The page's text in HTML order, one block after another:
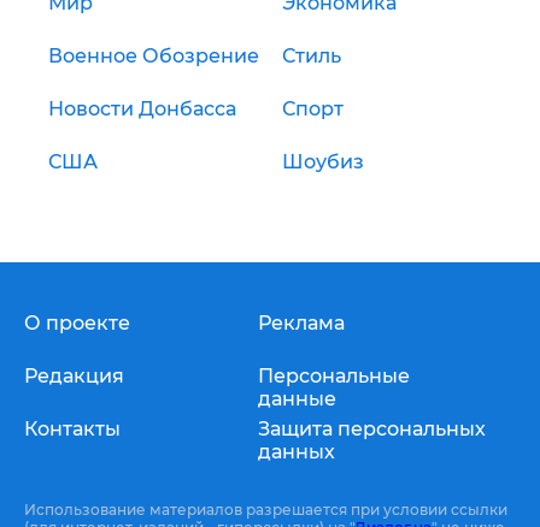
Военное Обозрение Стиль
Новости Донбасса Спорт
США Шоубиз
О проекте
Редакция
Контакты
Реклама
Персональные
данные
Защита персональных
данных
Использование материалов разрешается при условии ссылки